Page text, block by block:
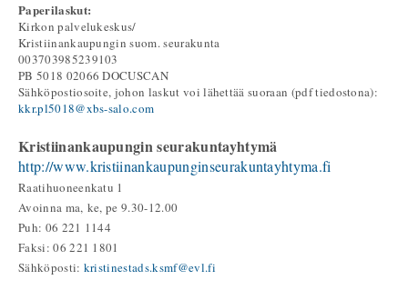
Paperilaskut:
Kirkon palvelukeskus/
Kristiinankaupungin suom. seurakunta
003703985239103
PB 5018 02066 DOCUSCAN
Sähköpostiosoite, johon laskut voi lähettää suoraan (pdf tiedostona):
kkr.pl5018@xbs-salo.com
Kristiinankaupungin seurakuntayhtymä
http://www.kristiinankaupunginseurakuntayhtyma.fi
Raatihuoneenkatu 1
Avoinna ma, ke, pe 9.30-12.00
Puh: 06 221 1144
Faksi: 06 221 1801
Sähköposti: kristinestads.ksmf@evl.fi